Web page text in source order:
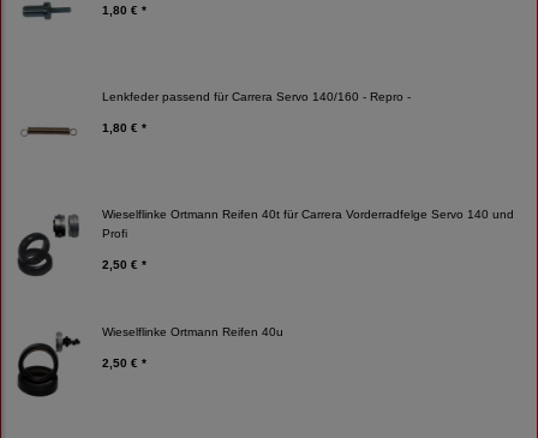
1,80 € *
Lenkfeder passend für Carrera Servo 140/160 - Repro -
1,80 € *
Wieselflinke Ortmann Reifen 40t für Carrera Vorderradfelge Servo 140 und
Profi
2,50 € *
Wieselflinke Ortmann Reifen 40u
2,50 € *